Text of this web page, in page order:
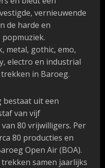
vernieuwende
de harde en
metal, gothic, emo,
electro en industrial
in Baroeg.
bestaat uit een
van vijf
80 vrijwilligers. Per
80 producties en
Open Air (BOA).
samen jaarlijks